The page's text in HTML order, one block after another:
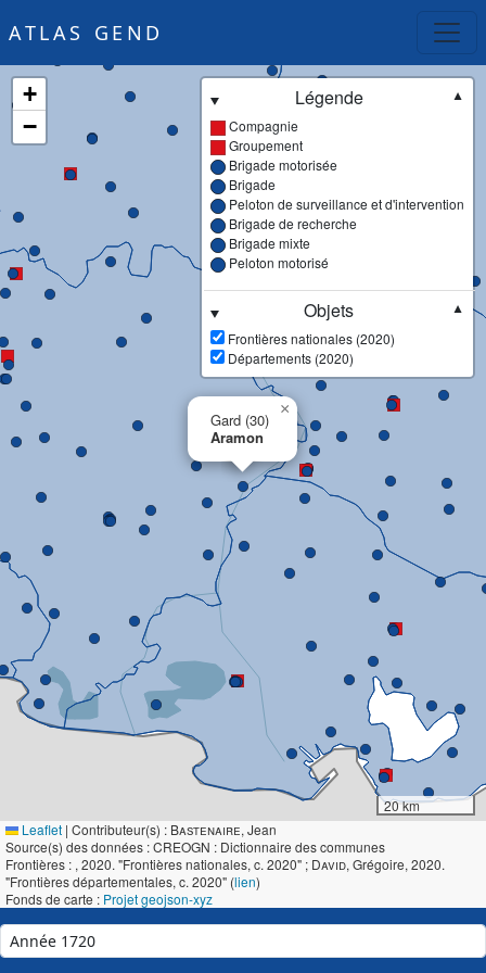
ATLAS GEND
Gard (30)
Aramon
×
+
−
Légende
▼
Compagnie
Groupement
Brigade motorisée
Brigade
Peloton de surveillance et d'intervention
Brigade de recherche
Brigade mixte
Peloton motorisé
Objets
▼
Frontières nationales (2020)
Départements (2020)
20 km
Leaflet | Contributeur(s) : Bastenaire, Jean
Source(s) des données : CREOGN : Dictionnaire des communes
Frontières : , 2020. "Frontières nationales, c. 2020" ; David, Grégoire, 2020.
"Frontières départementales, c. 2020" (lien)
Fonds de carte : Projet geojson-xyz